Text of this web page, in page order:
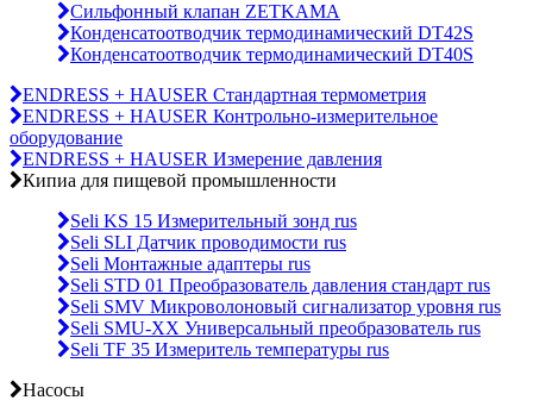
Сильфонный клапан ZETKAMA
Конденсатоотводчик термодинамический DT42S
Конденсатоотводчик термодинамический DT40S
ENDRESS + HAUSER Стандартная термометрия
ENDRESS + HAUSER Контрольно-измерительное
оборудование
ENDRESS + HAUSER Измерение давления
Кипиа для пищевой промышленности
Seli KS 15 Измерительный зонд rus
Seli SLI Датчик проводимости rus
Seli Монтажные адаптеры rus
Seli STD 01 Преобразователь давления стандарт rus
Seli SMV Микроволоновый сигнализатор уровня rus
Seli SMU-ХХ Универсальный преобразователь rus
Seli TF 35 Измеритель температуры rus
Насосы